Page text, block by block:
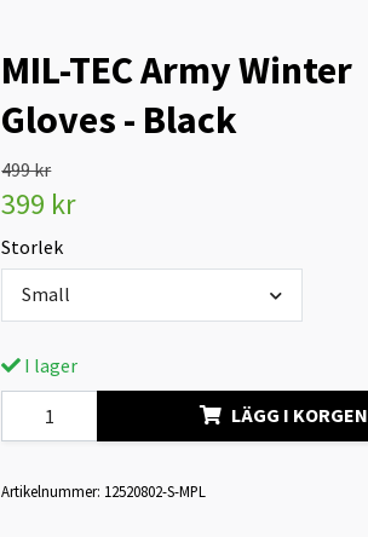
MIL-TEC Army Winter
Gloves - Black
499 kr
399 kr
Storlek
Small
I lager
LÄGG I KORGEN
Artikelnummer: 12520802-S-MPL